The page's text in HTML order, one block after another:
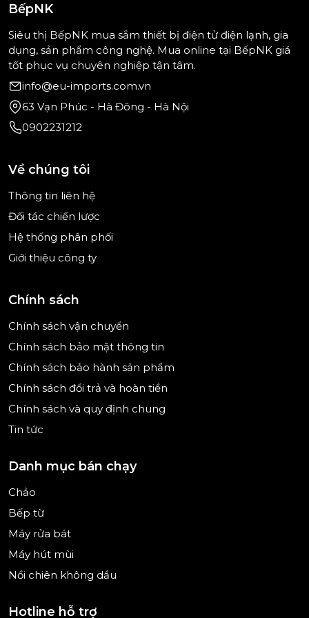
(Hình ảnh chỉ mang tính minh họa)
Giỏ linh hoạt, an toàn và vận hành êm ái.
còn dễ dàng hơn: Bạn có thể bảo quản tất cả các
SMS8TCI01E một cách an toàn. Và nhờ hệ thống
trượt được tối ưu hóa nên việc đưa vào và lấy ra rất
thiết thực và dễ dàng.
Sử dụng tối ưu không gian và tính linh hoạt
tối đa
Các yếu tố điều chỉnh được đánh dấu màu đỏ
hoặc xám tùy thuộc vào kiểu máy.
BếpNK
Siêu thị BếpNK mua sắm thiết bị điện tử điện lạnh, gia
dụng, sản phẩm công nghệ. Mua online tại BếpNK giá
tốt phục vụ chuyên nghiệp tận tâm.
info@eu-imports.com.vn
63 Vạn Phúc - Hà Đông - Hà Nội
0902231212
Về chúng tôi
Thông tin liên hệ
Đối tác chiến lược
Hệ thống phân phối
Giới thiệu công ty
Chính sách
Chính sách vận chuyển
Chính sách bảo mật thông tin
Chính sách bảo hành sản phẩm
Chính sách đổi trả và hoàn tiền
Chính sách và quy định chung
Tin tức
Danh mục bán chạy
Chảo
Bếp từ
Máy rửa bát
Máy hút mùi
Nồi chiên không dầu
Hotline hỗ trợ